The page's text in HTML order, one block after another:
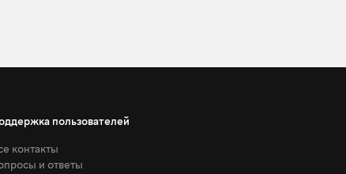
пользователей
контакты
и ответы